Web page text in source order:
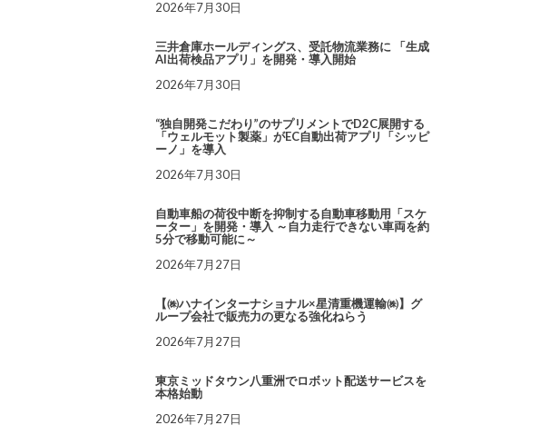
2026年7月30日
三井倉庫ホールディングス、受託物流業務に 「生成
AI出荷検品アプリ」を開発・導入開始
2026年7月30日
“独自開発こだわり”のサプリメントでD2C展開する
「ウェルモット製薬」がEC自動出荷アプリ「シッピ
ーノ」を導入
2026年7月30日
自動車船の荷役中断を抑制する自動車移動用「スケ
ーター」を開発・導入 ～自力走行できない車両を約
5分で移動可能に～
2026年7月27日
【㈱ハナインターナショナル×星清重機運輸㈱】グ
ループ会社で販売力の更なる強化ねらう
2026年7月27日
東京ミッドタウン八重洲でロボット配送サービスを
本格始動
2026年7月27日